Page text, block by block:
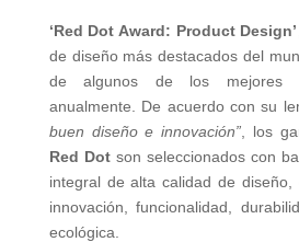
‘Red Dot Award: Product Design’
de diseño más destacados del
de algunos de los mejores
anualmente. De acuerdo con su
buen diseño e innovación” , los
Red Dotson seleccionados con
integral de alta calidad de diseño,
innovación, funcionalidad,
ecológica.